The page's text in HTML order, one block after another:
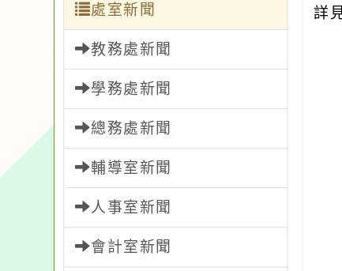
處室新聞
教務處新聞
學務處新聞
總務處新聞
輔導室新聞
人事室新聞
會計室新聞
詳